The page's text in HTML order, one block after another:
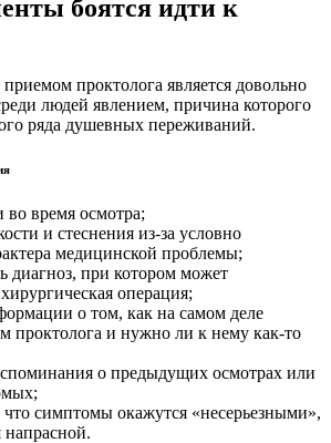
боятся идти к
проктолога является довольно
людей явлением, причина которого
ряда душевных переживаний.
время осмотра;
и стеснения из-за условно
медицинской проблемы;
диагноз, при котором может
операция;
о том, как на самом деле
проктолога и нужно ли к нему как-то
о предыдущих осмотрах или
что симптомы окажутся «несерьезными»,
напрасной.